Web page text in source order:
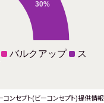
30%
バルクアップ
ス
コンセプト(ビーコンセプト)提供情報